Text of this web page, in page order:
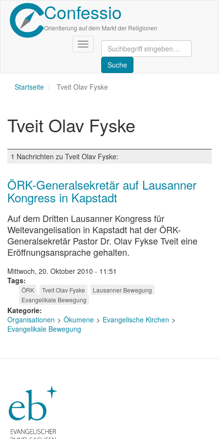
Direkt
zum
Inhalt
Confessio
Orientierung auf dem Markt der Religionen
Navigation
aktivieren/deaktivieren
Startseite Tveit Olav Fyske
Tveit Olav Fyske
1 Nachrichten zu Tveit Olav Fyske:
ÖRK-Generalsekretär auf Lausanner
Kongress in Kapstadt
Auf dem Dritten Lausanner Kongress für
Weltevangelisation in Kapstadt hat der ÖRK-
Generalsekretär Pastor Dr. Olav Fykse Tveit eine
Eröffnungsansprache gehalten.
Mittwoch, 20. Oktober 2010 - 11:51
Tags
ÖRK Tveit Olav Fyske
Lausanner Bewegung
Evangelikale Bewegung
Kategorie
Organisationen
Ökumene
Evangelische Kirchen
Evangelikale Bewegung